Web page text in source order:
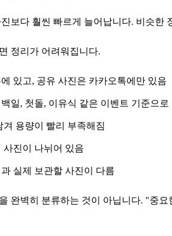
보다 훨씬 빠르게 늘어납니다. 비슷
정리가 어려워집니다.
있고, 공유 사진은 카카오톡에만 있음
일, 첫돌, 이유식 같은 이벤트 기준으로
용량이 빨리 부족해짐
사진이 나뉘어 있음
실제 보관할 사진이 다름
완벽히 분류하는 것이 아닙니다. "중